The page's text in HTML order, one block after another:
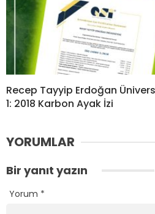
Recep Tayyip Erdoğan
1: 2018 Karbon Ayak İzi
YORUMLAR
Bir yanıt yazın
Yorum *